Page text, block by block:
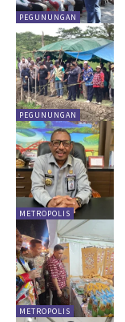
PEGUNUNGAN
PEGUNUNGAN
METROPOLIS
METROPOLIS